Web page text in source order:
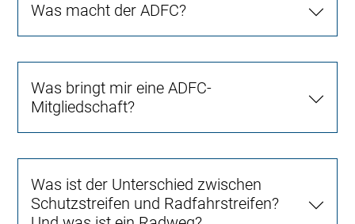
Was macht der ADFC?
Was bringt mir eine ADFC-
Mitgliedschaft?
Was ist der Unterschied zwischen
Schutzstreifen und Radfahrstreifen?